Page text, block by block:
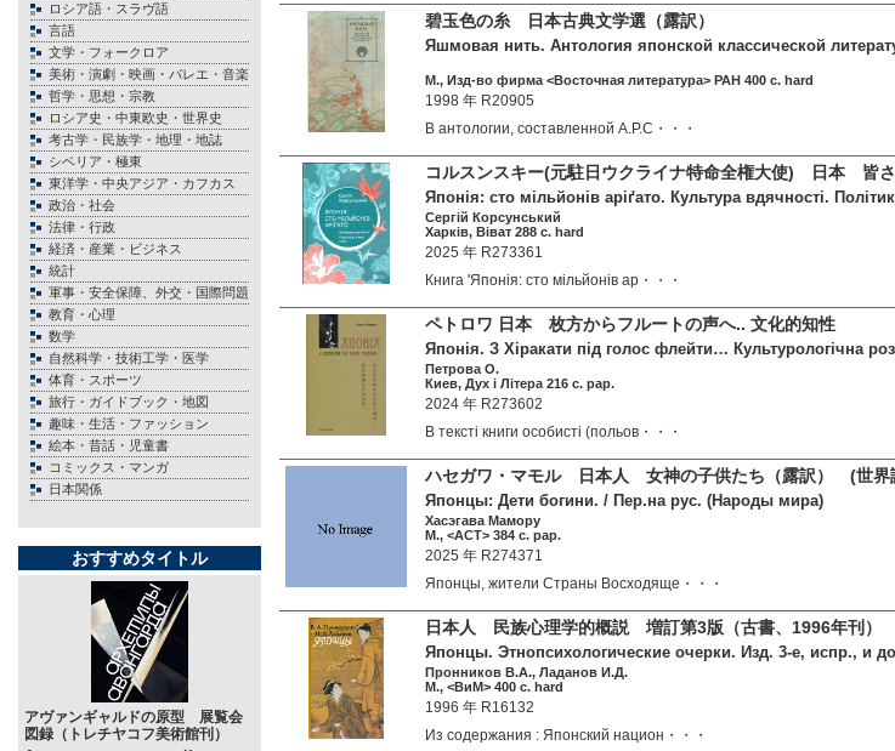
ロシア語・スラヴ語
言語
文学・フォークロア
美術・演劇・映画・バレエ・音楽
哲学・思想・宗教
ロシア史・中東欧史・世界史
考古学・民族学・地理・地誌
シベリア・極東
東洋学・中央アジア・カフカス
政治・社会
法律・行政
経済・産業・ビジネス
統計
軍事・安全保障、外交・国際問題
教育・心理
数学
自然科学・技術工学・医学
体育・スポーツ
旅行・ガイドブック・地図
趣味・生活・ファッション
絵本・昔話・児童書
コミックス・マンガ
日本関係
おすすめタイトル
アヴァンギャルドの原型 展覧会
図録（トレチヤコフ美術館刊）
碧玉色の糸 日本古典文学選（露訳）
Яшмовая нить. Антология японской классической
М., Изд-во фирма <Восточная литература> РАН 400 c. hard
1998 年 R20905
В антологии, составленной А.Р.С・・・
コルスンスキー(元駐日ウクライナ特命全権大使) 日本
Японія: сто мільйонів аріґато. Культура вдячності.
Сергій Корсунський
Харків, Віват 288 c. hard
2025 年 R273361
Книга 'Японія: сто мільйонів ар・・・
ペトロワ 日本 枚方からフルートの声へ.. 文化的知性
Японія. З Хіракати під голос флейти… Культурологічна
Петрова О.
Киев, Дух i Лiтера 216 c. pap.
2024 年 R273602
В тексті книги особисті (польов・・・
ハセガワ・マモル 日本人 女神の子供たち（露訳） (世界
Японцы: Дети богини. / Пер.на рус. (Народы мира)
Хасэгава Мамору
М., <АСТ> 384 c. pap.
2025 年 R274371
Японцы, жители Страны Восходяще・・・
日本人 民族心理学的概説 増訂第3版（古書、1996年刊）
Японцы. Этнопсихологические очерки. Изд. 3-е, испр., и
Пронников В.А., Ладанов И.Д.
М., <ВиМ> 400 c. hard
1996 年 R16132
Из содержания : Японский национ・・・